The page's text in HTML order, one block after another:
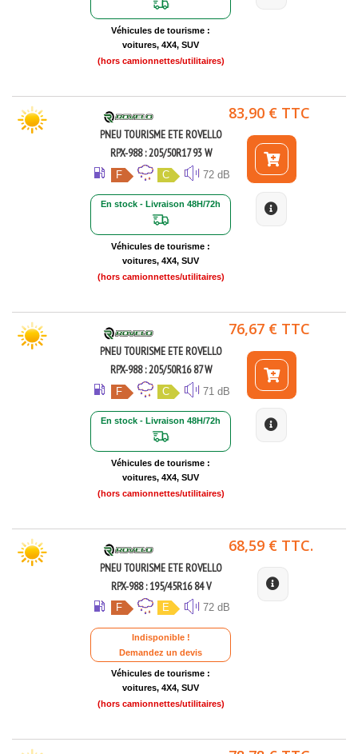
Véhicules de tourisme :
voitures, 4X4, SUV
(hors camionnettes/utilitaires)
PNEU TOURISME ETE ROVELLO
RPX-988 : 205/50R17 93 W
F C 72 dB
En stock - Livraison 48H/72h
Véhicules de tourisme :
voitures, 4X4, SUV
(hors camionnettes/utilitaires)
83,90 € TTC
PNEU TOURISME ETE ROVELLO
RPX-988 : 205/50R16 87 W
F C 71 dB
En stock - Livraison 48H/72h
Véhicules de tourisme :
voitures, 4X4, SUV
(hors camionnettes/utilitaires)
76,67 € TTC
PNEU TOURISME ETE ROVELLO
RPX-988 : 195/45R16 84 V
F E 72 dB
Indisponible !
Demandez un devis
Véhicules de tourisme :
voitures, 4X4, SUV
(hors camionnettes/utilitaires)
68,59 € TTC.